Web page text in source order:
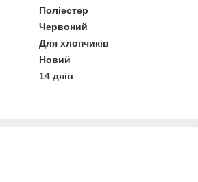
Поліестер
Червоний
Для хлопчиків
Новий
14 днів